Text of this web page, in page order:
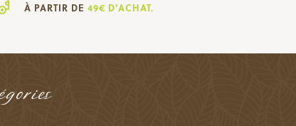
À PARTIR DE 49€ D'ACHAT.